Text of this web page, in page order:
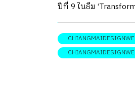
ปีที่ 9 ในธีม
ท้องถิ่น เติบโต’ เตรี
เที่ยวเชียงใหม่ ในย่าน
ออกแบบเชียงใหม่